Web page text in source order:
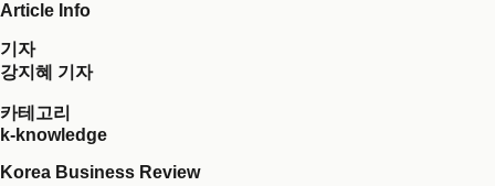
Article Info
기자
강지혜 기자
카테고리
k-knowledge
Korea Business Review